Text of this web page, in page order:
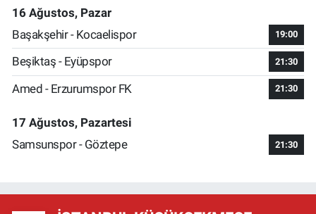
16 Ağustos, Pazar
Başakşehir - Kocaelispor
19:00
Beşiktaş - Eyüpspor 21:30
Amed - Erzurumspor FK 21:30
17 Ağustos, Pazartesi
Samsunspor - Göztepe
21:30